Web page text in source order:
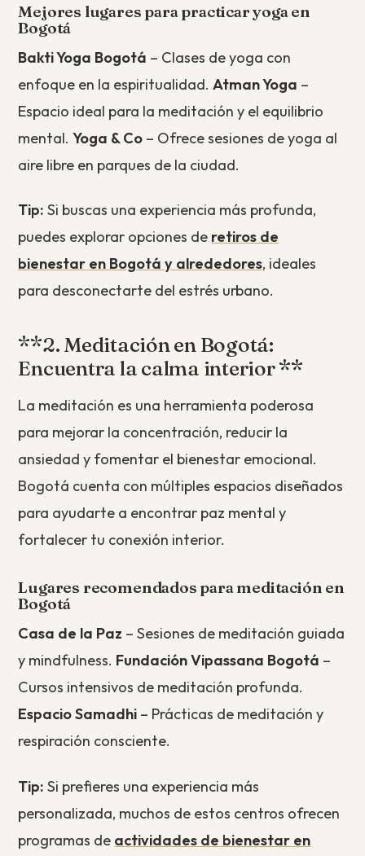
Mejores lugares para practicar yoga en
Bogotá
Bakti Yoga Bogotá – Clases de yoga con
enfoque en la espiritualidad.Atman Yoga –
Espacio ideal para la meditación y el equilibrio
mental.Yoga & Co – Ofrece sesiones de yoga al
aire libre en parques de la ciudad.
Tip: Si buscas una experiencia más profunda,
puedes explorar opciones de retiros de
bienestar en Bogotá y alrededores, ideales
para desconectarte del estrés urbano.
**2. Meditación en Bogotá:
Encuentra la calma interior **
La meditación es una herramienta poderosa
para mejorar la concentración, reducir la
ansiedad y fomentar el bienestar emocional.
Bogotá cuenta con múltiples espacios diseñados
para ayudarte a encontrar paz mental y
fortalecer tu conexión interior.
Lugares recomendados para meditación en
Bogotá
Casa de la Paz – Sesiones de meditación guiada
y mindfulness. Fundación Vipassana Bogotá –
Cursos intensivos de meditación profunda.
Espacio Samadhi – Prácticas de meditación y
respiración consciente.
Tip: Si prefieres una experiencia más
personalizada, muchos de estos centros ofrecen
programas de actividades de bienestar en